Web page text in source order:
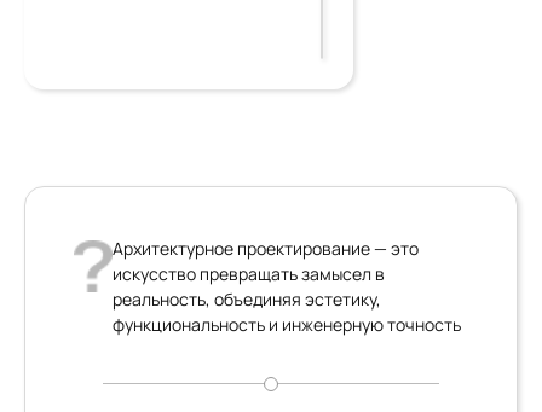
Архитектурное проектирование — это
искусство превращать замысел в
реальность, объединяя эстетику,
функциональность и инженерную точность